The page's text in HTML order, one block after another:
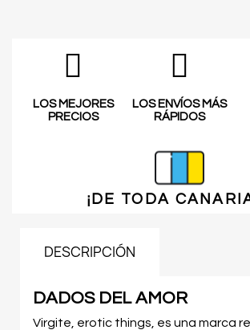
LOS MEJORES
PRECIOS
LOS ENVÍOS MÁS
RÁPIDOS
¡DE TODA
DESCRIPCIÓN
DADOS DEL AMOR
Virgite, erotic things, es una marca